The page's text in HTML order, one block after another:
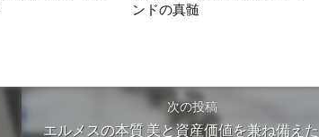
ンドの真髄
次の投稿
エルメスの本質 美と資産価値を兼ね備えた